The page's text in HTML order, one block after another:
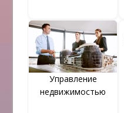
Управление
недвижимостью